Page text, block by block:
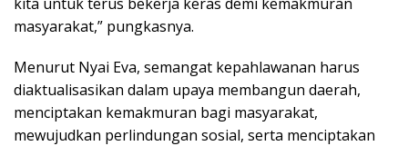
masyarakat,” pungkasnya.
Menurut Nyai Eva, semangat kepahlawanan harus
diaktualisasikan dalam upaya membangun daerah,
menciptakan kemakmuran bagi masyarakat,
mewujudkan perlindungan sosial, serta menciptakan